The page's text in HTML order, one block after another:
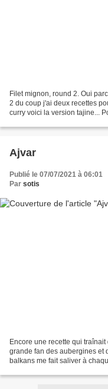
Filet mignon, round 2. Oui
2 du coup j'ai deux recettes
curry voici la version tajine...
Ajvar
Publié le 07/07/2021 à 06:01
Par sotis
Encore une recette qui
grande fan des aubergines et
balkans me fait saliver à